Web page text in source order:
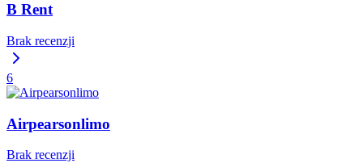
B Rent
Brak recenzji
6
Airpearsonlimo
Brak recenzji